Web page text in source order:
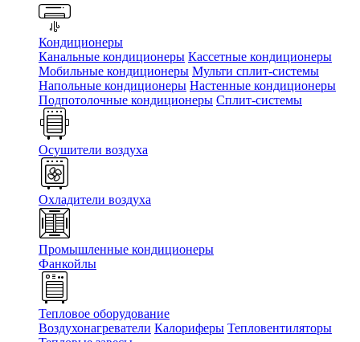
Кондиционеры
Канальные кондиционеры Кассетные кондиционеры
Мобильные кондиционеры Мульти сплит-системы
Напольные кондиционеры Настенные кондиционеры
Подпотолочные кондиционеры Сплит-системы
Осушители воздуха
Охладители воздуха
Промышленные кондиционеры
Фанкойлы
Тепловое оборудование
Воздухонагреватели Калориферы Тепловентиляторы